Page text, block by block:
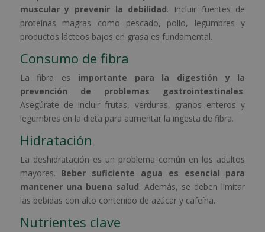
muscular y prevenir la debilidad. Incluir fuentes de
proteínas magras como pescado, pollo, legumbres y
productos lácteos bajos en grasa es fundamental.
Consumo de fibra
La fibra es importante para la digestión y la
prevención de problemas gastrointestinales.
Asegúrate de incluir frutas, verduras, granos enteros y
legumbres en la dieta para aumentar la ingesta de fibra.
Hidratación
La deshidratación es un problema común en los adultos
mayores. Beber suficiente agua es esencial para
mantener una buena salud. Además, se deben limitar
las bebidas con alto contenido de azúcar y cafeína.
Nutrientes clave